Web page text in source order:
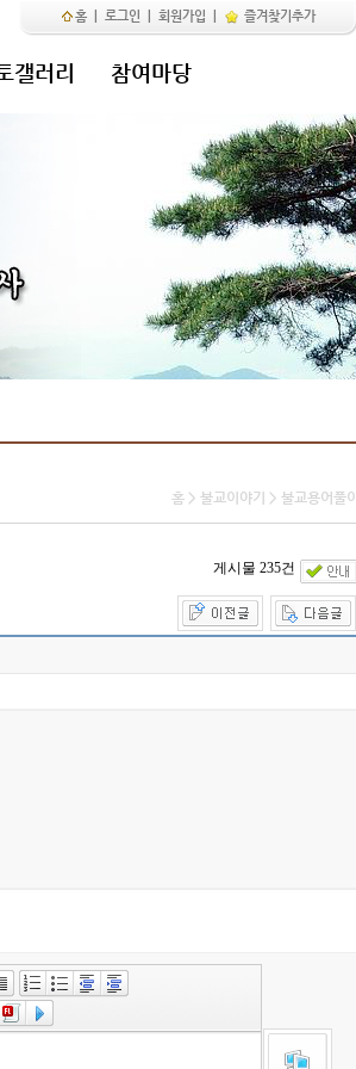
홈| 로그인 회원가입 즐겨찾기추가
갤러리 참여마당
홈 > 불교이야기 > 불교용어풀이
게시물 235건